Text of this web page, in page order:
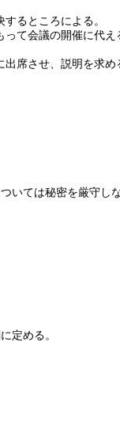
るところによる。
て会議の開催に代え
席させ、説明を求め
いては秘密を厳守し
定める。